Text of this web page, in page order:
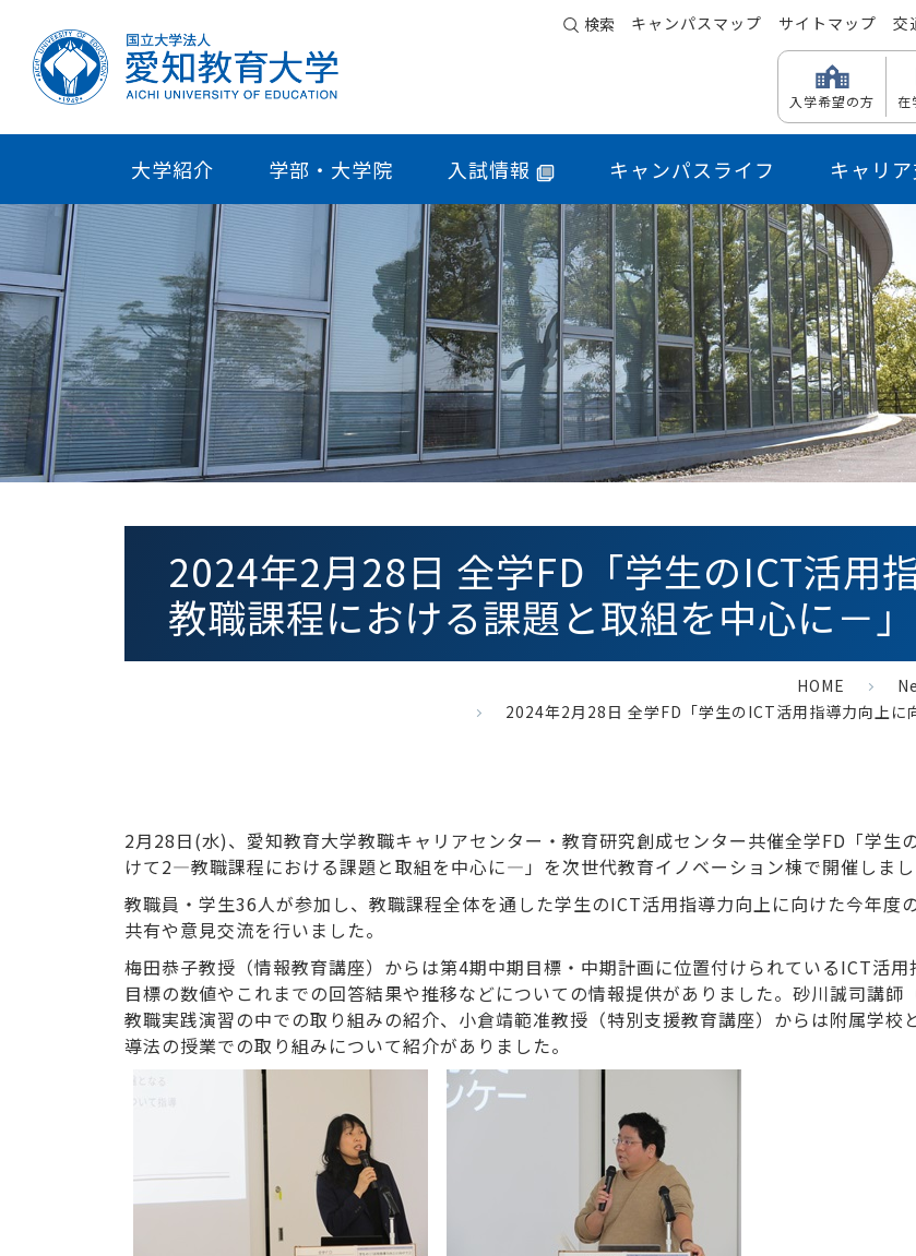
検索 キャンパスマップ サイトマップ 交
入学希望の方 在
大学紹介 学部・大学院 入試情報 キャンパスライフ キャリ
2024年2月28日 全学FD「学生のICT活用
教職課程における課題と取組を中心に－
HOME
2024年2月28日 全学FD「学生のICT活用指導力向上
2月28日(水)、愛知教育大学教職キャリアセンター・教育研究創成センター共催全学FD「学生
けて2―教職課程における課題と取組を中心に―」を次世代教育イノベーション棟で開催しまし
教職員・学生36人が参加し、教職課程全体を通した学生のICT活用指導力向上に向けた今年度
共有や意見交流を行いました。
梅田恭子教授（情報教育講座）からは第4期中期目標・中期計画に位置付けられているICT活
目標の数値やこれまでの回答結果や推移などについての情報提供がありました。砂川誠司講師
教職実践演習の中での取り組みの紹介、小倉靖範准教授（特別支援教育講座）からは附属学校
導法の授業での取り組みについて紹介がありました。